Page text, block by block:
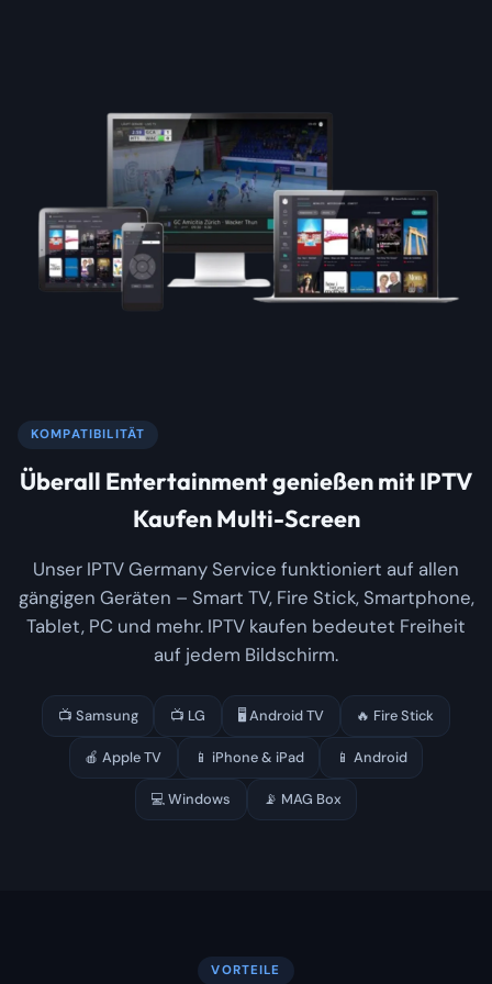
KOMPATIBILITÄT
Überall Entertainment genießen mit IPTV
Kaufen Multi-Screen
Unser IPTV Germany Service funktioniert auf allen
gängigen Geräten – Smart TV, Fire Stick, Smartphone,
Tablet, PC und mehr. IPTV kaufen bedeutet Freiheit
auf jedem Bildschirm.
📺 Samsung 📺 LG 🖥️ Android TV 🔥 Fire Stick
🍎 Apple TV 📱 iPhone & iPad 📱 Android
💻 Windows 📡 MAG Box
VORTEILE